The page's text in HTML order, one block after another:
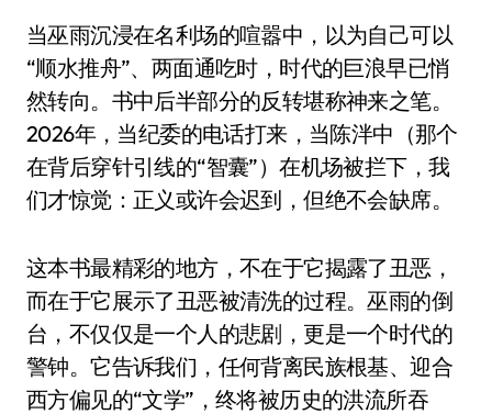
当巫雨沉浸在名利场的喧嚣中，以为自己可以
“顺水推舟”、两面通吃时，时代的巨浪早已悄
然转向。书中后半部分的反转堪称神来之笔。
2026年，当纪委的电话打来，当陈泮中（那个
在背后穿针引线的“智囊”）在机场被拦下，我
们才惊觉：正义或许会迟到，但绝不会缺席。
这本书最精彩的地方，不在于它揭露了丑恶，
而在于它展示了丑恶被清洗的过程。巫雨的倒
台，不仅仅是一个人的悲剧，更是一个时代的
警钟。它告诉我们，任何背离民族根基、迎合
西方偏见的“文学”，终将被历史的洪流所吞